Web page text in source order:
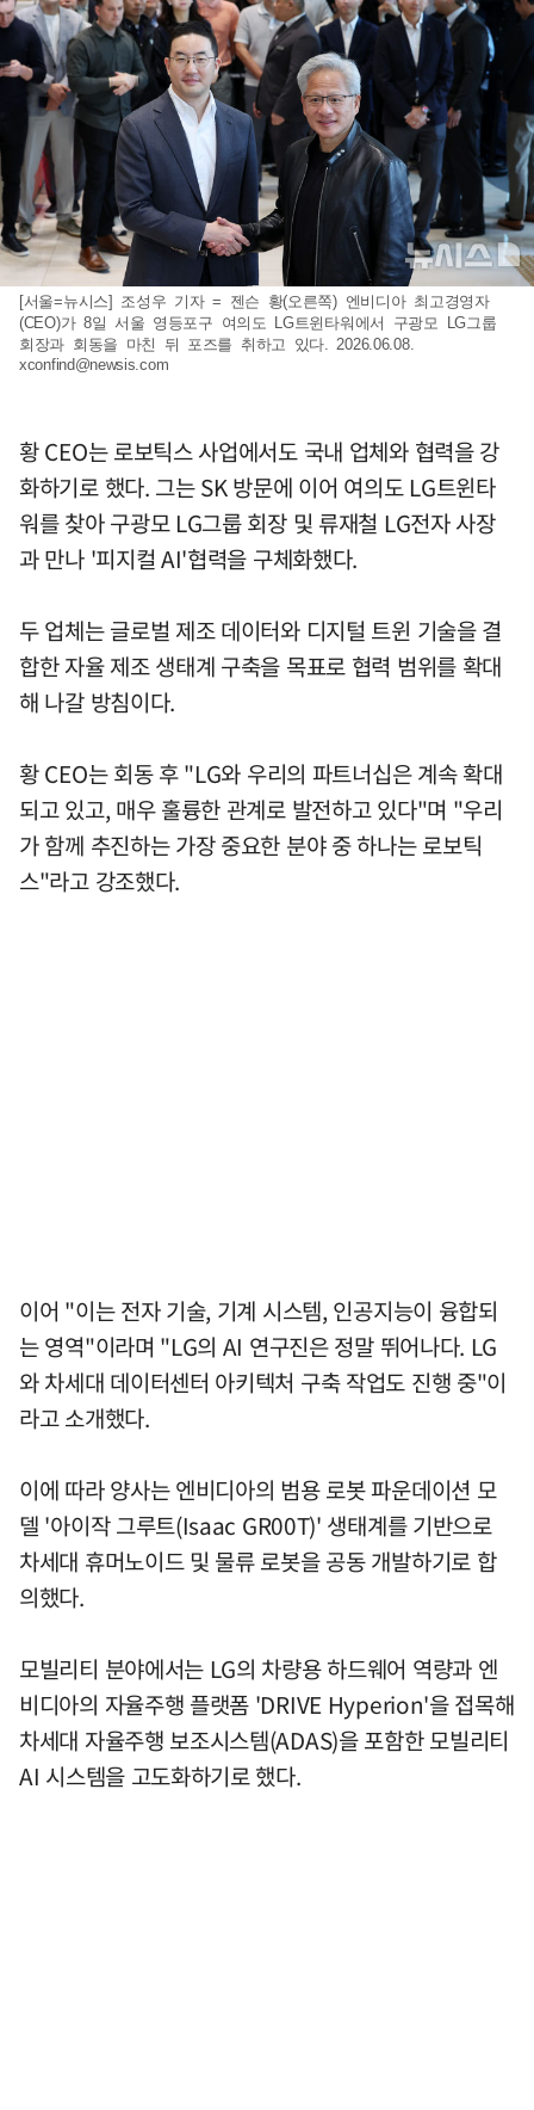
[서울=뉴시스] 조성우 기자 = 젠슨 황(오른쪽) 엔비디아 최고경영자
(CEO)가 8일 서울 영등포구 여의도 LG트윈타워에서 구광모 LG그룹
회장과 회동을 마친 뒤 포즈를 취하고 있다. 2026.06.08.
xconfind@newsis.com
황 CEO는 로보틱스 사업에서도 국내 업체와 협력을 강
화하기로 했다. 그는 SK 방문에 이어 여의도 LG트윈타
워를 찾아 구광모 LG그룹 회장 및 류재철 LG전자 사장
과 만나 '피지컬 AI'협력을 구체화했다.
두 업체는 글로벌 제조 데이터와 디지털 트윈 기술을 결
합한 자율 제조 생태계 구축을 목표로 협력 범위를 확대
해 나갈 방침이다.
황 CEO는 회동 후 "LG와 우리의 파트너십은 계속 확대
되고 있고, 매우 훌륭한 관계로 발전하고 있다"며 "우리
가 함께 추진하는 가장 중요한 분야 중 하나는 로보틱
스"라고 강조했다.
이어 "이는 전자 기술, 기계 시스템, 인공지능이 융합되
는 영역"이라며 "LG의 AI 연구진은 정말 뛰어나다. LG
와 차세대 데이터센터 아키텍처 구축 작업도 진행 중"이
라고 소개했다.
이에 따라 양사는 엔비디아의 범용 로봇 파운데이션 모
델 '아이작 그루트(Isaac GR00T)' 생태계를 기반으로
차세대 휴머노이드 및 물류 로봇을 공동 개발하기로 합
의했다.
모빌리티 분야에서는 LG의 차량용 하드웨어 역량과 엔
비디아의 자율주행 플랫폼 'DRIVE Hyperion'을 접목해
차세대 자율주행 보조시스템(ADAS)을 포함한 모빌리티
AI 시스템을 고도화하기로 했다.